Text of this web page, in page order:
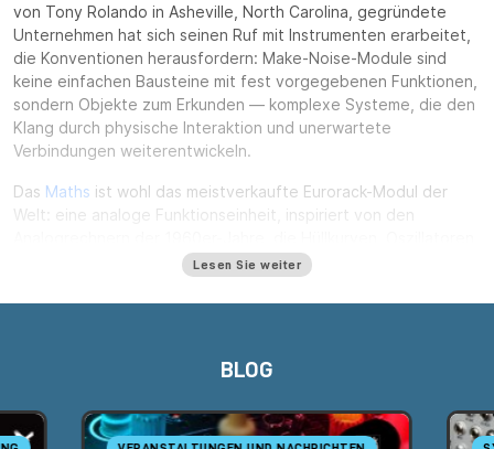
von Tony Rolando in Asheville, North Carolina, gegründete
Unternehmen hat sich seinen Ruf mit Instrumenten erarbeitet,
die Konventionen herausfordern: Make-Noise-Module sind
keine einfachen Bausteine mit fest vorgegebenen Funktionen,
sondern Objekte zum Erkunden — komplexe Systeme, die den
Klang durch physische Interaktion und unerwartete
Verbindungen weiterentwickeln.
Das Maths ist wohl das meistverkaufte Eurorack-Modul der
Welt: eine analoge Funktionseinheit, inspiriert von den
Summierer und Integratoren in einem außergewöhnlich
Einheit für Aufnahme, Sampling und granulare Synthese in
Delay/-Chorus der Reihe, mit Algorithmen vom klassischen Echo
ModDemix— bringt dieselben Schaltungen in einer noch
Lesen Sie weiter
BLOG